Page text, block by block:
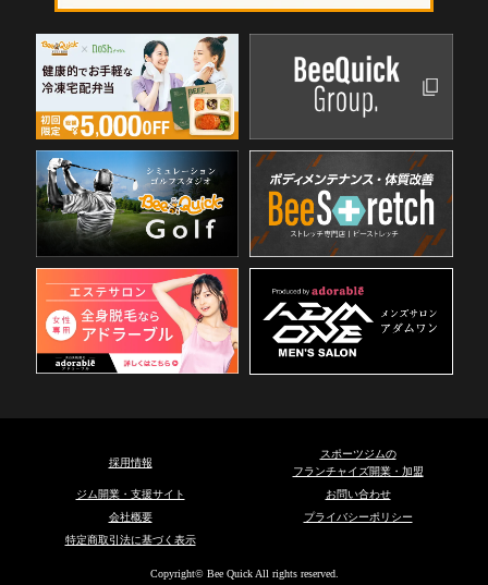
採用情報
スポーツジムの
フランチャイズ開業・加盟
ジム開業・支援サイト
お問い合わせ
会社概要
プライバシーポリシー
特定商取引法に基づく表示
Copyright© Bee Quick All rights reserved.